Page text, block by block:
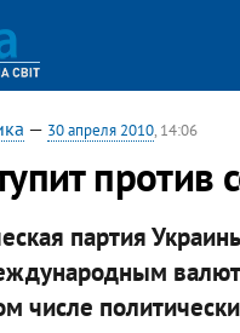
— 30 апреля 2010, 14:06
против
партия
числе